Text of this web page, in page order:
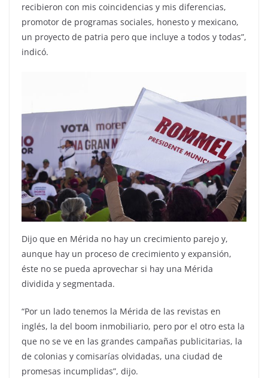
recibieron con mis coincidencias y mis diferencias,
promotor de programas sociales, honesto y mexicano,
un proyecto de patria pero que incluye a todos y todas”,
indicó.
Dijo que en Mérida no hay un crecimiento parejo y,
aunque hay un proceso de crecimiento y expansión,
éste no se pueda aprovechar si hay una Mérida
dividida y segmentada.
“Por un lado tenemos la Mérida de las revistas en
inglés, la del boom inmobiliario, pero por el otro esta la
que no se ve en las grandes campañas publicitarias, la
de colonias y comisarías olvidadas, una ciudad de
promesas incumplidas”, dijo.